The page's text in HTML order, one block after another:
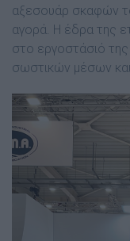
αξεσουάρ σκαφών
αγορά. Η έδρα της
στο εργοστάσιό της
σωστικών μέσων